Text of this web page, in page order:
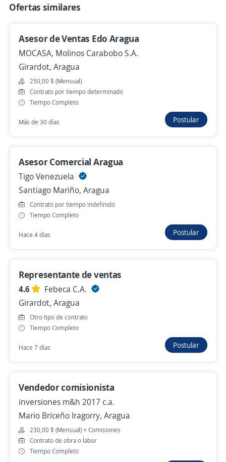
Caracas, Distrito Capital
Remoto
Hace 7 días
Bilingual Sales and Customer Service
Representative
Apollotek International
Maracaibo, Zulia
123.456,00 $ (Mensual) + Comisiones
Remoto
Distribuidor Territorial
Laboratorios Chemycal`s SOMA
Sucre, Mérida
Remoto
Más de 30 días
Ya viste todas las ofertas de "representante de
Estas opciones también podrían interesarte
Ejecutivo de ventas B2B
Prosein,CA
Bolívar, Aragua
Hace 5 horas
Promotor/a asesor de venta
Inversiones Zensillas CA
Girardot, Aragua
Ofertas similares
Asesor de Ventas Edo Aragua
MOCASA, Molinos Carabobo S.A.
Girardot, Aragua
250,00 $ (Mensual)
Contrato por tiempo determinado
Tiempo Completo
Más de 30 días Postular
Asesor Comercial Aragua
Tigo Venezuela
Santiago Mariño, Aragua
Contrato por tiempo indefinido
Tiempo Completo
Hace 4 días Postular
Representante de ventas
4.6
Febeca C.A.
Girardot, Aragua
Otro tipo de contrato
Tiempo Completo
Hace 7 días Postular
Vendedor comisionista
inversiones m&h 2017 c.a.
Mario Briceño Iragorry, Aragua
230,00 $ (Mensual) + Comisiones
Contrato de obra o labor
Tiempo Completo